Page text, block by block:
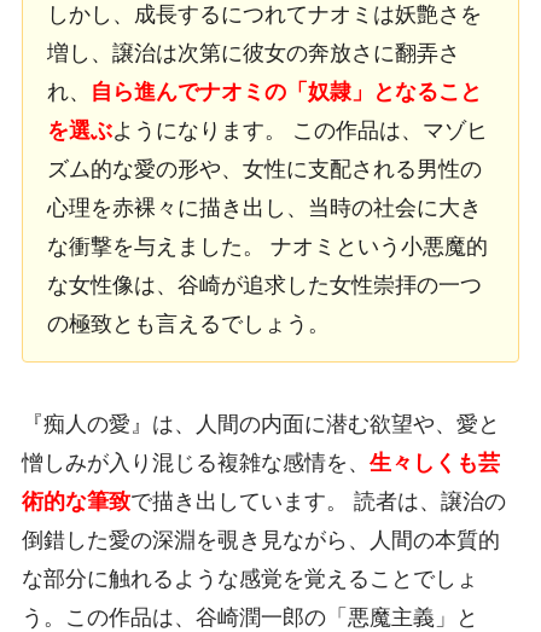
しかし、成長するにつれてナオミは妖艶さを
増し、譲治は次第に彼女の奔放さに翻弄さ
れ、
自ら進んでナオミの「奴隷」となること
を選ぶようになります。 この作品は、マゾヒ
ズム的な愛の形や、女性に支配される男性の
心理を赤裸々に描き出し、当時の社会に大き
な衝撃を与えました。 ナオミという小悪魔的
な女性像は、谷崎が追求した女性崇拝の一つ
の極致とも言えるでしょう。
『痴人の愛』は、人間の内面に潜む欲望や、愛と
憎しみが入り混じる複雑な感情を、 生々しくも芸
術的な筆致で描き出しています。 読者は、譲治の
倒錯した愛の深淵を覗き見ながら、人間の本質的
な部分に触れるような感覚を覚えることでしょ
う。この作品は、谷崎潤一郎の「悪魔主義」と